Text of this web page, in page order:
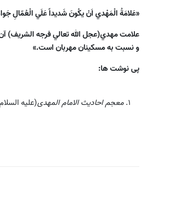
«عَلامَةُ الْمَهْدي اَنْ يكُونَ شَديداً عَلَي الْعُمّالِ
علامت مهدي(عجل الله تعالي فرجه الشريف)
و نسبت به مسكينان مهربان است.»
پی نوشت ها:
معجم احاديث الامام المهدى(عليه السلام)، ج 1، ح